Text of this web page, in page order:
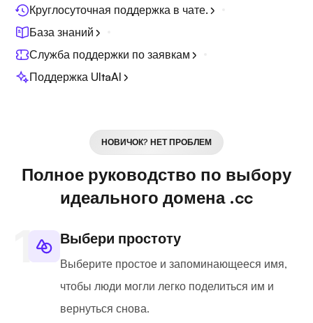
Круглосуточная поддержка в чате.
База знаний
Служба поддержки по заявкам
Поддержка UltaAI
НОВИЧОК? НЕТ ПРОБЛЕМ
Полное руководство по выбору
идеального домена .cc
Выбери простоту
Выберите простое и запоминающееся имя,
чтобы люди могли легко поделиться им и
вернуться снова.